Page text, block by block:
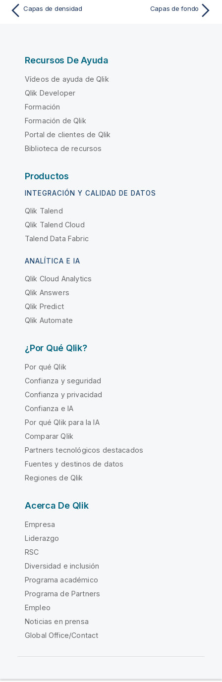
Capas de densidad Capas de fondo
Recursos De Ayuda
Vídeos de ayuda de Qlik
Qlik Developer
Formación
Formación de Qlik
Portal de clientes de Qlik
Biblioteca de recursos
Productos
INTEGRACIÓN Y CALIDAD DE DATOS
Qlik Talend
Qlik Talend Cloud
Talend Data Fabric
ANALÍTICA E IA
Qlik Cloud Analytics
Qlik Answers
Qlik Predict
Qlik Automate
¿Por Qué Qlik?
Por qué Qlik
Confianza y seguridad
Confianza y privacidad
Confianza e IA
Por qué Qlik para la IA
Comparar Qlik
Partners tecnológicos destacados
Fuentes y destinos de datos
Regiones de Qlik
Acerca De Qlik
Empresa
Liderazgo
RSC
Diversidad e inclusión
Programa académico
Programa de Partners
Empleo
Noticias en prensa
Global Office/Contact